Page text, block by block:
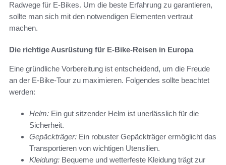
Radwege für E-Bikes. Um die beste Erfahrung zu garantieren,
sollte man sich mit den notwendigen Elementen vertraut
machen.
Die richtige Ausrüstung für E-Bike-Reisen in Europa
Eine gründliche Vorbereitung ist entscheidend, um die Freude
an der E-Bike-Tour zu maximieren. Folgendes sollte beachtet
werden:
Helm: Ein gut sitzender Helm ist unerlässlich für die
Sicherheit.
Gepäckträger: Ein robuster Gepäckträger ermöglicht das
Transportieren von wichtigen Utensilien.
Kleidung: Bequeme und wetterfeste Kleidung trägt zur